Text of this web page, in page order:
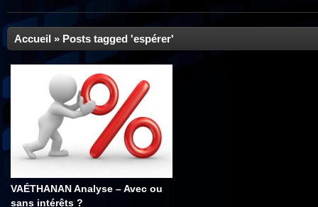
Accueil » Posts tagged 'espérer'
VAÉTHANAN Analyse – Avec ou
sans intérêts ?